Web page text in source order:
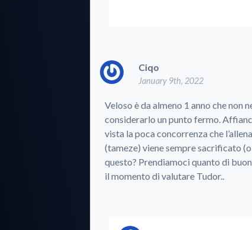
Ciqo
January 9th, 2022
Veloso è da almeno 1 anno che non
considerarlo un punto fermo.
vista la poca concorrenza che
(tameze) viene sempre sacrificato
questo? Prendiamoci quanto di
il momento di valutare Tudor..